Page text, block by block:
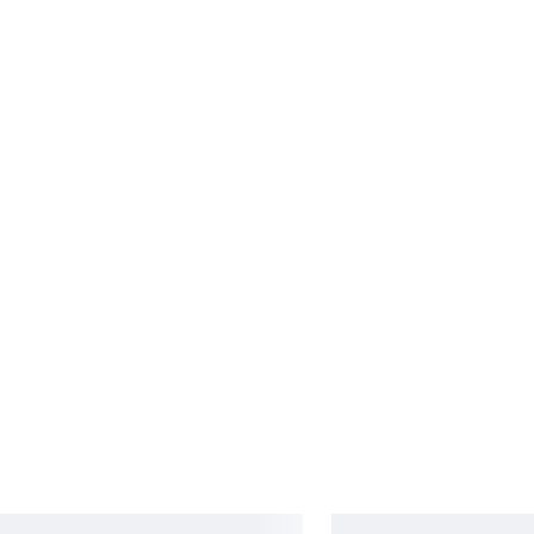
una classica affidabile e pronta all'uso immediato